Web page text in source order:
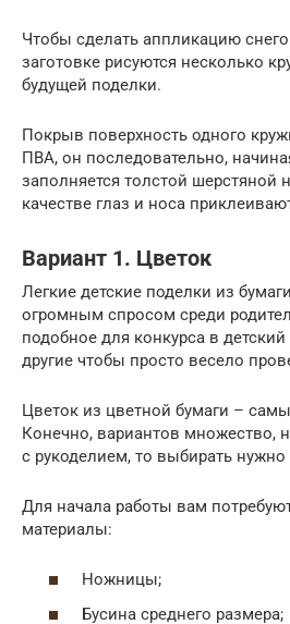
Чтобы сделать аппликацию
заготовке рисуются несколько
будущей поделки.
Покрыв поверхность одного
ПВА, он последовательно,
заполняется толстой шерстяной
качестве глаз и носа
Вариант 1. Цветок
Легкие детские поделки из
огромным спросом среди
подобное для конкурса в
другие чтобы просто весело
Цветок из цветной бумаги –
Конечно, вариантов множество,
с рукоделием, то выбирать
Для начала работы вам
материалы:
Ножницы;
Бусина среднего размера;